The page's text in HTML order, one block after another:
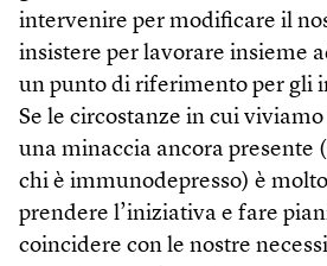
intervenire per modificare il
insistere per lavorare insieme
un punto di riferimento per gli
Se le circostanze in cui
una minaccia ancora presente
chi è immunodepresso) è
prendere l’iniziativa e fare
coincidere con le nostre